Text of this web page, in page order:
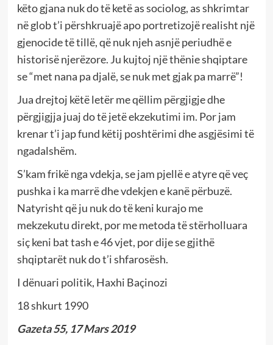
këto gjana nuk do të ketë as sociolog, as shkrimtar
në glob t’i përshkruajë apo portretizojë realisht një
gjenocide të tillë, që nuk njeh asnjë periudhë e
historisë njerëzore. Ju kujtoj një thënie shqiptare
se “met nana pa djalë, se nuk met gjak pa marrë”!
Jua drejtoj këtë letër me qëllim përgjigje dhe
përgjigjja juaj do të jetë ekzekutimi im. Por jam
krenar t’i jap fund këtij poshtërimi dhe asgjësimi të
ngadalshëm.
S’kam frikë nga vdekja, se jam pjellë e atyre që veç
pushka i ka marrë dhe vdekjen e kanë përbuzë.
Natyrisht që ju nuk do të keni kurajo me
mekzekutu direkt, por me metoda të stërholluara
siç keni bat tash e 46 vjet, por dije se gjithë
shqiptarët nuk do t’i shfarosësh.
I dënuari politik, Haxhi Baçinozi
18 shkurt 1990
Gazeta 55, 17 Mars 2019